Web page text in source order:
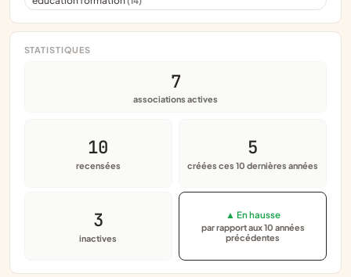
STATISTIQUES
7
associations actives
10
recensées
5
créées ces 10 dernières années
3
inactives
▲ En hausse
par rapport aux 10 années
précédentes